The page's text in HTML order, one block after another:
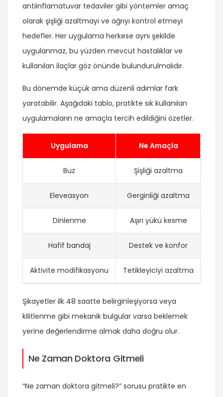
antiinflamatuvar tedaviler gibi yöntemler amaç
olarak şişliği azaltmayı ve ağrıyı kontrol etmeyi
hedefler. Her uygulama herkese aynı şekilde
uygulanmaz, bu yüzden mevcut hastalıklar ve
kullanılan ilaçlar göz önünde bulundurulmalıdır.
Bu dönemde küçük ama düzenli adımlar fark
yaratabilir. Aşağıdaki tablo, pratikte sık kullanılan
uygulamaların ne amaçla tercih edildiğini özetler.
Uygulama Ne Amaçla
Buz Şişliği azaltma
Eleveasyon Gerginliği azaltma
Dinlenme Aşırı yükü kesme
Hafif bandaj Destek ve konfor
Aktivite modifikasyonu Tetikleyiciyi azaltma
Şikayetler ilk 48 saatte belirginleşiyorsa veya
kilitlenme gibi mekanik bulgular varsa beklemek
yerine değerlendirme almak daha doğru olur.
Ne Zaman Doktora Gitmeli
“Ne zaman doktora gitmeli?” sorusu pratikte en